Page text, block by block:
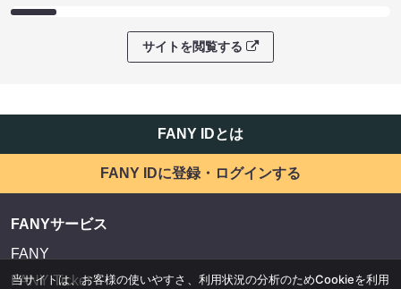
サイトを閲覧する
FANY IDとは
FANY IDに登録・ログインする
FANYサービス
FANY
FANY Ticket
当サイトは、お客様の使いやすさ、利用状況の分析のためCookieを利用